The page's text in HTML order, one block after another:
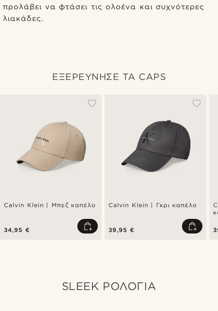
προλάβει να φτάσει τις ολοένα και συχνότερες
λιακάδες.
ΕΞΕΡΕΥΝΗΣΕ ΤΑ CAPS
Calvin Klein | Μπεζ καπέλο
34,95 €
Calvin Klein | Γκρι καπέλο
39,95 €
SLEEK ΡΟΛΟΓΙΑ